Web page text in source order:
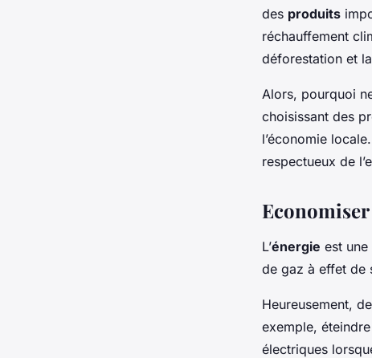
des produits
réchauffement
déforestation et
Alors, pourquoi
choisissant des
l’économie
respectueux de
L’énergie est
de gaz à effet de
Heureusement,
exemple,
électriques